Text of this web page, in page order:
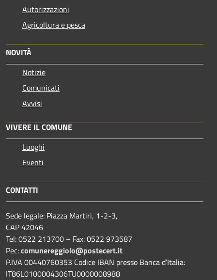
Autorizzazioni
Agricoltura e pesca
NOVITÀ
Notizie
Comunicati
Avvisi
VIVERE IL COMUNE
Luoghi
Eventi
CONTATTI
Sede legale: Piazza Martiri, 1-2-3,
CAP 42046
Tel: 0522 213700 – Fax: 0522 973587
Pec:comunereggiolo@postecert.it
P.IVA 00440760353 Codice IBAN presso Banca d’Italia:
IT86L0100004306TU0000008988